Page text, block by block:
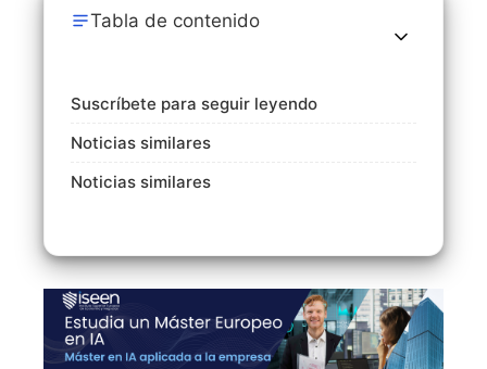
Tabla de contenido
Suscríbete para seguir leyendo
Noticias similares
Noticias similares